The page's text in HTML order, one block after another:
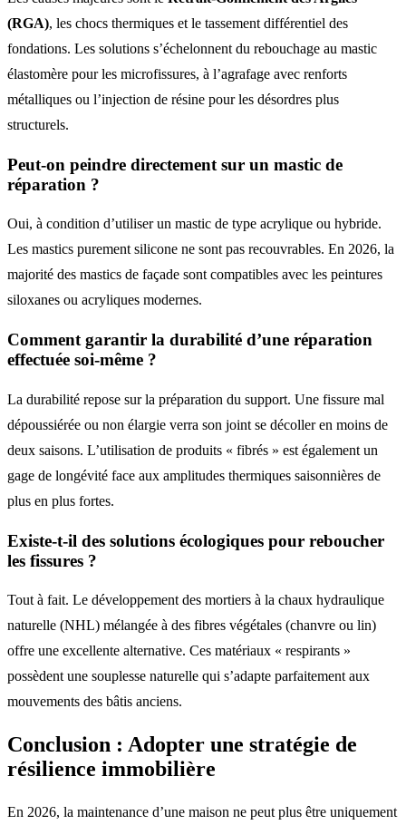
(RGA), les chocs thermiques et le tassement différentiel des
fondations. Les solutions s’échelonnent du rebouchage au mastic
élastomère pour les microfissures, à l’agrafage avec renforts
métalliques ou l’injection de résine pour les désordres plus
structurels.
Peut-on peindre directement sur un mastic de
réparation ?
Oui, à condition d’utiliser un mastic de type acrylique ou hybride.
Les mastics purement silicone ne sont pas recouvrables. En 2026, la
majorité des mastics de façade sont compatibles avec les peintures
siloxanes ou acryliques modernes.
Comment garantir la durabilité d’une réparation
effectuée soi-même ?
La durabilité repose sur la préparation du support. Une fissure mal
dépoussiérée ou non élargie verra son joint se décoller en moins de
deux saisons. L’utilisation de produits « fibrés » est également un
gage de longévité face aux amplitudes thermiques saisonnières de
plus en plus fortes.
Existe-t-il des solutions écologiques pour reboucher
les fissures ?
Tout à fait. Le développement des mortiers à la chaux hydraulique
naturelle (NHL) mélangée à des fibres végétales (chanvre ou lin)
offre une excellente alternative. Ces matériaux « respirants »
possèdent une souplesse naturelle qui s’adapte parfaitement aux
mouvements des bâtis anciens.
Conclusion : Adopter une stratégie de
résilience immobilière
En 2026, la maintenance d’une maison ne peut plus être uniquement